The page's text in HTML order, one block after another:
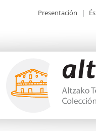
Presentación |